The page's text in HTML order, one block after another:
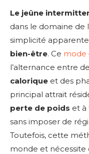
Le jeûne
dans le domaine de
simplicité
bien-être. Ce mode
l’alternance entre
calorique et des
principal attrait
perte de poids et à
sans imposer de
Toutefois, cette
monde et nécessite